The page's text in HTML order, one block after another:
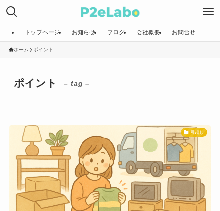
トップページ お知らせ ブログ 会社概要 お問合せ
ホーム ポイント
ポイント – tag –
引越し